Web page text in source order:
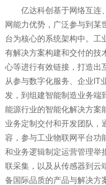
亿达科创基于网络互连
网能力优势，广泛参与到某
台为核心的系统架构中。工
有解决方案构建和交付的技
心等进行有效链接，打造出
从参与数字化服务、企业IT
发，到组建智能制造业务端
能源行业的智能化解决方案
业务定制交付和开发团队，
容，参与工业物联网平台功
和业务逻辑制定运营管理举
联采集，以及从传感器到云
备国际品质的产品与解决方